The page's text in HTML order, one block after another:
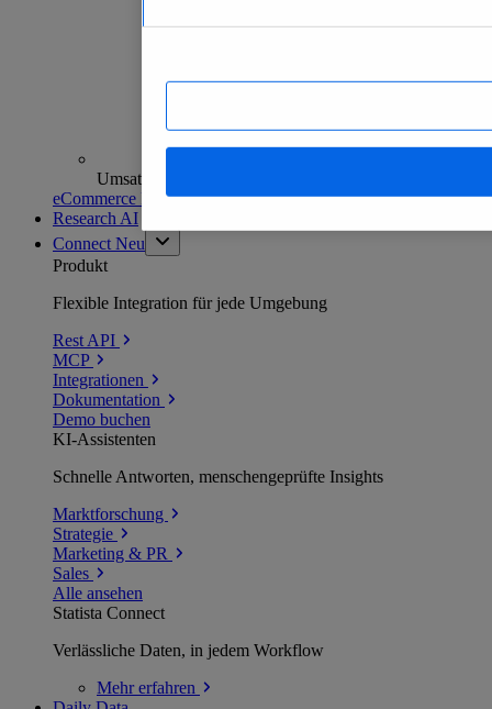
Umsatzanalysen und -prognosen
eCommerce Insights entdecken
Research AI
Connect Neu
Produkt
Flexible Integration für jede Umgebung
Rest API
MCP
Integrationen
Dokumentation
Demo buchen
KI-Assistenten
Schnelle Antworten, menschengeprüfte Insights
Marktforschung
Strategie
Marketing & PR
Sales
Alle ansehen
Statista Connect
Verlässliche Daten, in jedem Workflow
Mehrerfahren